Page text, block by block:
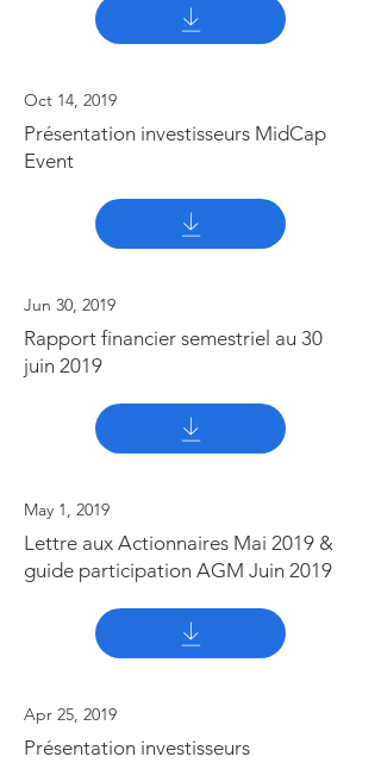
Oct 14, 2019
Présentation investisseurs MidCap
Event
Jun 30, 2019
Rapport financier semestriel au 30
juin 2019
May 1, 2019
Lettre aux Actionnaires Mai 2019 &
guide participation AGM Juin 2019
Apr 25, 2019
Présentation investisseurs